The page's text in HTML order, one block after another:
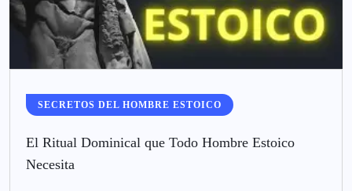
SECRETOS DEL HOMBRE ESTOICO
El Ritual Dominical que Todo Hombre Estoico
Necesita